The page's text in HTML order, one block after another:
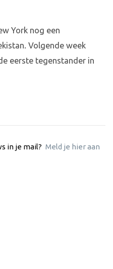
York nog een
Volgende week
eerste tegenstander in
in je mail? Meld je hier aan